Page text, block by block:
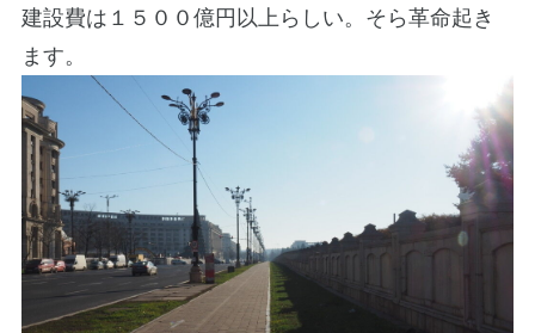
建設費は１５００億円以上らしい。そら革命起き
ます。